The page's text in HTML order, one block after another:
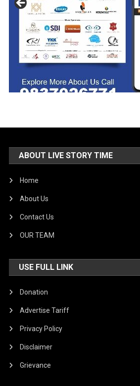
ABOUT LIVE STORY TIME
Home
About Us
Contact Us
OUR TEAM
USE FULL LINK
Donation
Advertise Tariff
Privacy Policy
Disclaimer
Grievance